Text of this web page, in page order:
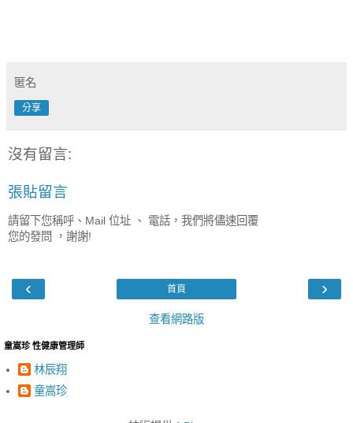
匿名
分享
沒有留言:
張貼留言
請留下您稱呼、Mail 位址 、 電話，我們將儘速回覆
您的發問 ，謝謝!
‹ ›
首頁
查看網路版
童嵩珍 性健康管理師
林辰翔
童嵩珍